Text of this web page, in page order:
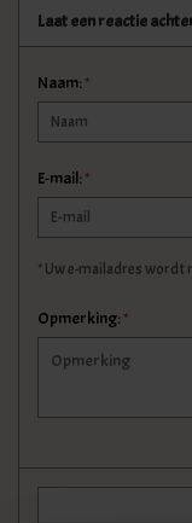
Laat een reactie
Naam:*
E-mail:*
* Uw e-mailadres wordt
Opmerking:*